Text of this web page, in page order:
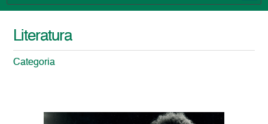
Literatura
Categoria